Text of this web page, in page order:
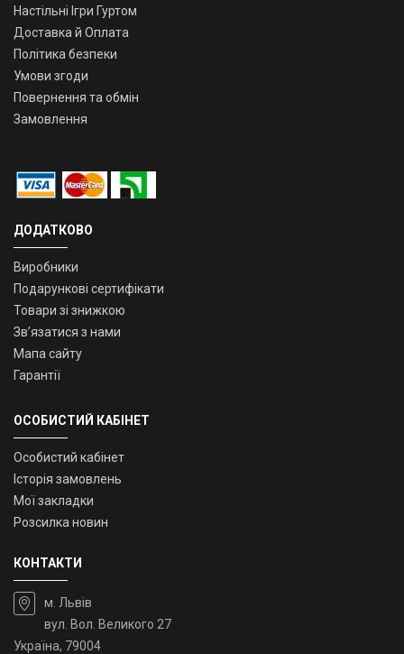
Настільні Ігри Гуртом
Доставка й Оплата
Політика безпеки
Умови згоди
Повернення та обмін
Замовлення
ДОДАТКОВО
Виробники
Подарункові сертифікати
Товари зі знижкою
Зв’язатися з нами
Мапа сайту
Гарантії
ОСОБИСТИЙ КАБІНЕТ
Особистий кабінет
Історія замовлень
Мої закладки
Розсилка новин
КОНТАКТИ
м. Львів
вул. Вол. Великого 27
Україна, 79004